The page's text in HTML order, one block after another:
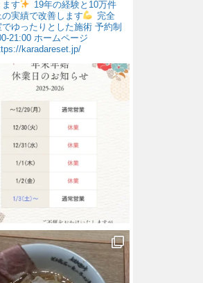
す
19年の経験と10万件
の実績で改善します
完全
でゆったりとした施術 予約制
21:00 ホームページ
karadareset.jp/